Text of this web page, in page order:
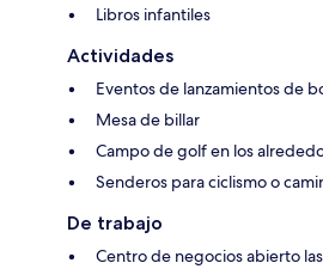
Libros infantiles
Actividades
Eventos de lanzamientos de
Mesa de billar
Campo de golf en los
Senderos para ciclismo o
De trabajo
Centro de negocios abierto